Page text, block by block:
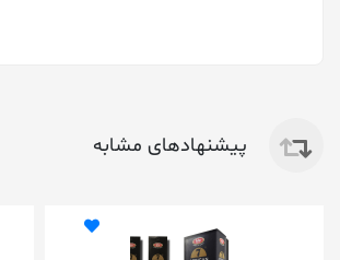
پیشنهادهای مشابه